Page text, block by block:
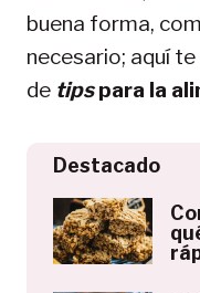
buena forma,
necesario; aquí
de tipspara la
Destacado